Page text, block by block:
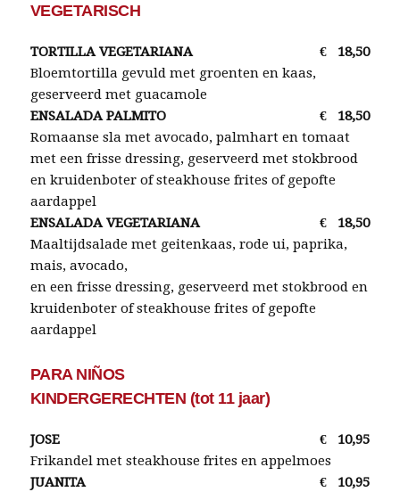
VEGETARISCH
TORTILLA VEGETARIANA €
18,50
Bloemtortilla gevuld met groenten en kaas,
geserveerd met guacamole
ENSALADA PALMITO
€
18,50
Romaanse sla met avocado, palmhart en tomaat
met een frisse dressing, geserveerd met stokbrood
en kruidenboter of steakhouse frites of gepofte
aardappel
ENSALADA VEGETARIANA
€
18,50
Maaltijdsalade met geitenkaas, rode ui, paprika,
mais, avocado,
en een frisse dressing, geserveerd met stokbrood en
kruidenboter of steakhouse frites of gepofte
aardappel
PARA NIÑOS
KINDERGERECHTEN (tot 11 jaar)
JOSE €
10,95
Frikandel met steakhouse frites en appelmoes
JUANITA
€ 10,95